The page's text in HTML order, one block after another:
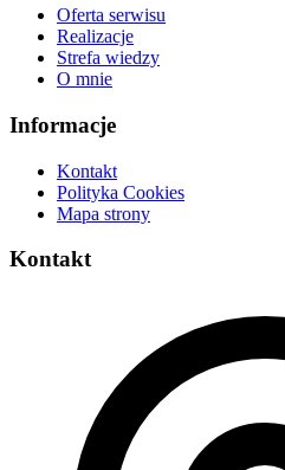
Oferta serwisu
Realizacje
Strefa wiedzy
O mnie
Informacje
Kontakt
Polityka Cookies
Mapa strony
Kontakt